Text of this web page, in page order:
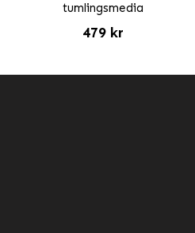
tumlingsmedia
479 kr